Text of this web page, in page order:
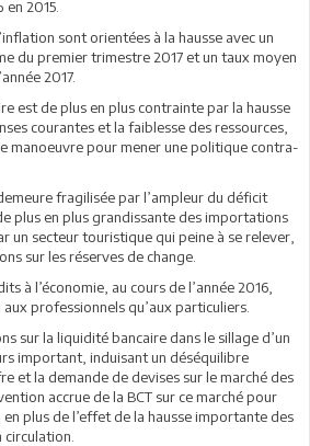
2015.
sont orientées à la hausse avec un
du premier trimestre 2017 et un taux moyen
2017.
est de plus en plus contrainte par la hausse
courantes et la faiblesse des ressources,
manoeuvre pour mener une politique contra-
fragilisée par l’ampleur du déficit
plus en plus grandissante des importations
un secteur touristique qui peine à se relever,
sur les réserves de change.
à l’économie, au cours de l’année 2016,
professionnels qu’aux particuliers.
sur la liquidité bancaire dans le sillage d’un
important, induisant un déséquilibre
et la demande de devises sur le marché des
accrue de la BCT sur ce marché pour
plus de l’effet de la hausse importante des